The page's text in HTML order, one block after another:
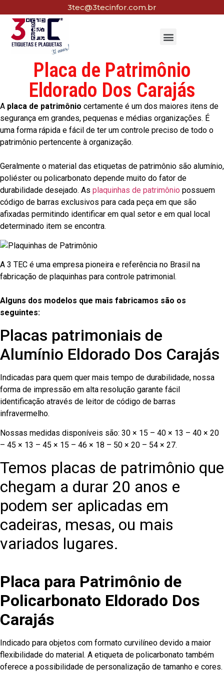
3tec@3tecinfor.com.br
Placa de Patrimônio
Eldorado Dos Carajás
A placa de patrimônio certamente é um dos maiores itens de
segurança em grandes, pequenas e médias organizações. É
uma forma rápida e fácil de ter um controle preciso de todo o
patrimônio pertencente à organização.
Geralmente o material das etiquetas de patrimônio são alumínio,
poliéster ou policarbonato depende muito do fator de
durabilidade desejado. As plaquinhas de patrimônio possuem
código de barras exclusivos para cada peça em que são
afixadas permitindo identificar em qual setor e em qual local
determinado item se encontra.
A 3 TEC é uma empresa pioneira e referência no Brasil na
fabricação de plaquinhas para controle patrimonial.
Alguns dos modelos que mais fabricamos são os
seguintes:
Placas patrimoniais de
Alumínio Eldorado Dos Carajás
Indicadas para quem quer mais tempo de durabilidade, nossa
forma de impressão em alta resolução garante fácil
identificação através de leitor de código de barras
infravermelho.
Nossas medidas disponíveis são: 30 × 15 – 40 × 13 – 40 × 20
– 45 × 13 – 45 × 15 – 46 × 18 – 50 × 20 – 54 × 27.
Temos placas de patrimônio que
chegam a durar 20 anos e
podem ser aplicadas em
cadeiras, mesas, ou mais
variados lugares.
Placa para Patrimônio de
Policarbonato Eldorado Dos
Carajás
Indicado para objetos com formato curvilíneo devido a maior
flexibilidade do material. A etiqueta de policarbonato também
oferece a possibilidade de personalização de tamanho e cores.